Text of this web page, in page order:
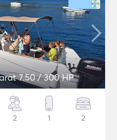
7.50 / 300 HP
2 1 2